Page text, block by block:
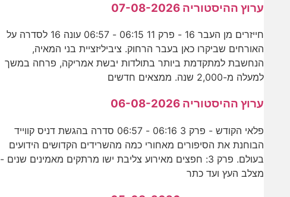
ערוץ ההיסטוריה 07-08-2026
חייזרים מן העבר 16 - פרק 11 06:15 - 06:57 עונה 16 לסדרה על
האורחים שביקרו כאן בעבר הרחוק. ציביליזציית בני המאיה,
הנחשבת למתקדמת ביותר בתולדות יבשת אמריקה, פרחה במשך
למעלה מ-2,000 שנה. ממצאים חדשים
ערוץ ההיסטוריה 06-08-2026
פלאי הקודש - פרק 3 06:16 - 06:57 סדרה בהגשת דניס קווייד
הבוחנת את הסיפורים מאחורי כמה מהשרידים הקדושים הידועים
בעולם. פרק 3: חפצים מאירוע צליבת ישו מרתקים מאמינים שנים -
מצלב העץ ועד כתר